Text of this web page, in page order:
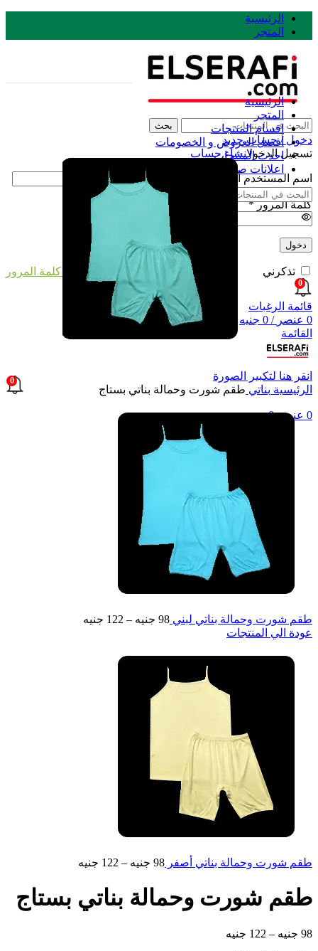
الرئيسية
المتجر
بحث
دخول / حساب جديد
تسجيل الدخولانشاء حساب
اسم المستخدم أو البريد الإلكتروني *
كلمة المرور*
دخول
فقدت كلمة المرور تذكرني
0
قائمة الرغبات
0 عنصر /
0 جنيه
القائمة
0
0 عنصر 0 جنيه
الرئيسية
المتجر
اقسام المنتجات
أفضل العروض و الخصومات
احدث المنتجات
اعلانات صيرفي
بحث
انقر هنا لتكبير الصورة
الرئيسية بناتي طقم شورت وحمالة بناتي بستاج
طقم شورت وحمالة بناتي لبني 98 جنيه –
122 جنيه
عودة الي المنتجات
طقم شورت وحمالة بناتي أصفر 98 جنيه –
122 جنيه
طقم شورت وحمالة بناتي بستاج
98 جنيه –
122 جنيه